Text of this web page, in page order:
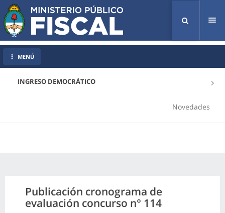
INGRESO DEMOCRÁTICO
Novedades
MENÚ
Publicación cronograma de
evaluación concurso n° 114